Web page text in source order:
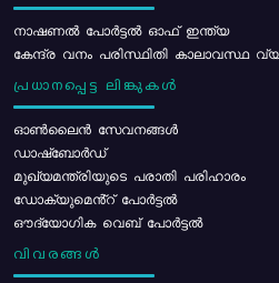
നാഷണൽ പോർട്ടൽ ഓഫ് ഇന്ത്യ
കേന്ദ്ര വനം പരിസ്ഥിതി കാലാവസ്ഥ
പ്രധാനപ്പെട്ട ലിങ്കുകൾ
ഓൺലൈൻ സേവനങ്ങൾ
ഡാഷ്ബോർഡ്
മുഖ്യമന്ത്രിയുടെ പരാതി പരിഹാരം
ഡോക്യുമെൻ്റ് പോർട്ടൽ
ഔദ്യോഗിക വെബ് പോർട്ടൽ
വിവരങ്ങൾ